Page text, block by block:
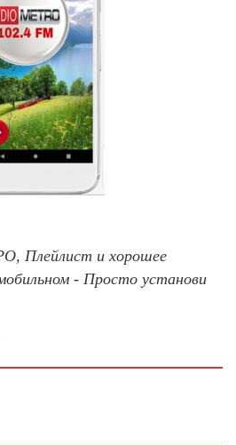
Плейлист и хорошее
- Просто установи